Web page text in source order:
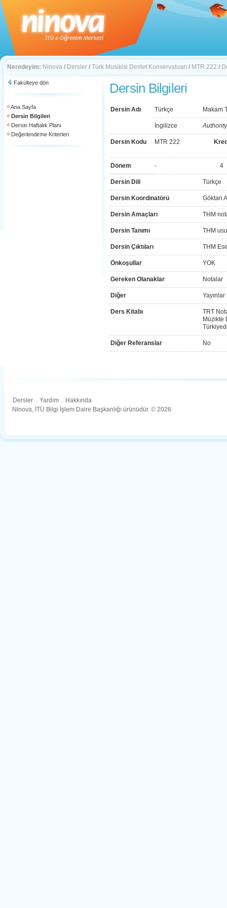
Neredeyim: Ninova / Dersler / Türk Musikisi Devlet Konservatuarı / MTR 222 /
Fakülteye dön
Ana Sayfa
Dersin Bilgileri
Dersin Haftalık Planı
Değerlendirme Kriterleri
Dersin Bilgileri
Dersin Adı Türkçe Makam
İngilizce
Dersin Kodu MTR 222
Dönem - 4
Dersin Dili Türkçe
Dersin Koordinatörü Göktan
Dersin Amaçları THM
Dersin Tanımı THM
Dersin Çıktıları THM
Önkoşullar YOK
Gereken Olanaklar Notalar
Diğer Yayınlar
Ders Kitabı
TRT
Müzikte
Diğer Referanslar No
Dersler . Yardım . Hakkında
Ninova, İTÜ Bilgi İşlem Daire Başkanlığı ürünüdür. © 2026